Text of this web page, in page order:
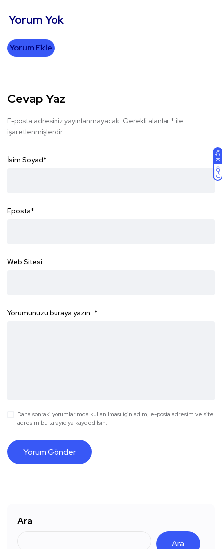
AÇIK
KOYU
Yorum Yok
Yorum Ekle
Cevap Yaz
E-posta adresiniz yayınlanmayacak. Gerekli alanlar * ile
işaretlenmişlerdir
İsim Soyad*
Eposta*
Web Sitesi
Yorumunuzu buraya yazın...*
Daha sonraki yorumlarımda kullanılması için adım, e-posta adresim ve site
adresim bu tarayıcıya kaydedilsin.
Ara
Ara